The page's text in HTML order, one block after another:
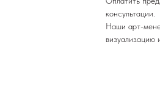
консультации.
Наши арт-
визуализацию